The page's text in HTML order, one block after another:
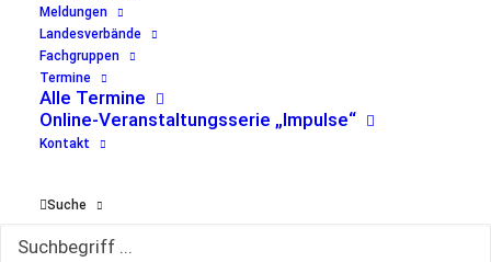
Meldungen
Landesverbände
Fachgruppen
Termine
Alle Termine
Online-Veranstaltungsserie „Impulse“
Kontakt
Suche
14. Februar 2025 | 10:00